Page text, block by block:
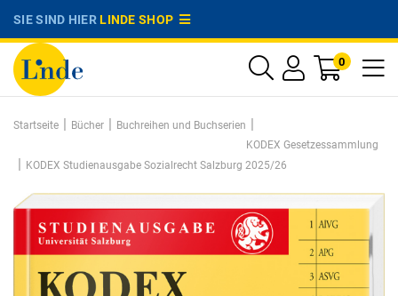
SIE SIND HIERLINDE SHOP
0
Startseite | Bücher | Buchreihen und Buchserien |
KODEX Gesetzessammlung
| KODEX Studienausgabe Sozialrecht Salzburg 2025/26